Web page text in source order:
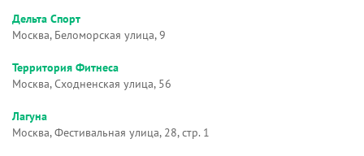
Дельта Спорт
Москва, Беломорская улица, 9
Территория Фитнеса
Москва, Сходненская улица, 56
Лагуна
Москва, Фестивальная улица, 28, стр. 1